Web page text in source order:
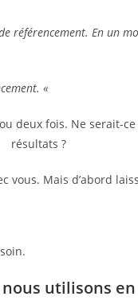
référencement. En
«
deux fois. Ne serait-
résultats ?
vous. Mais d’abord
utilisons en